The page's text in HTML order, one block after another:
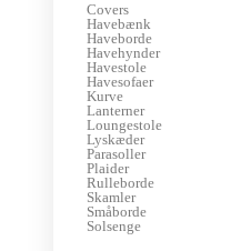
Covers
Havebænk
Haveborde
Havehynder
Havestole
Havesofaer
Kurve
Lanterner
Loungestole
Lyskæder
Parasoller
Plaider
Rulleborde
Skamler
Småborde
Solsenge